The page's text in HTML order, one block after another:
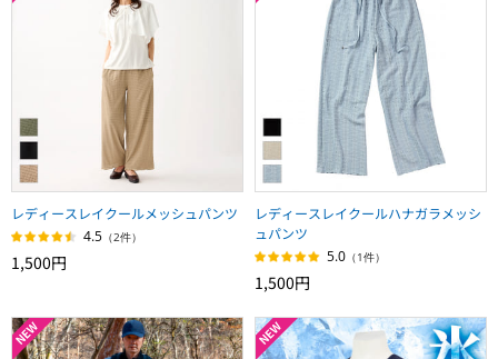
レディースレイクールメッシュパンツ
4.5 （2件）
1,500円
レディースレイクールハナガラメッシ
ュパンツ
5.0 （1件）
1,500円